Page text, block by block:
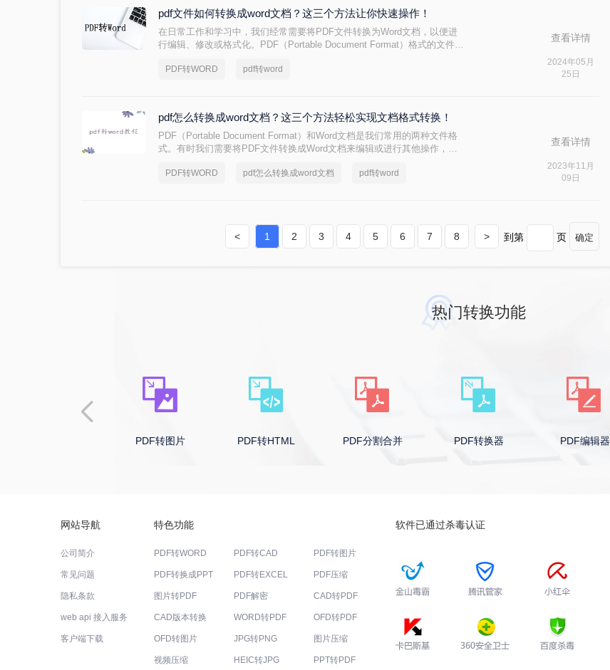
pdf文件如何转换成word文档？这三个方法让你快速操作！
在日常工作和学习中，我们经常需要将PDF文件转换为Word文档，以便进
行编辑、修改或格式化。PDF（Portable Document Format）格式的文件虽
文件如何转换成word文档呢？本文将介绍几种将PDF文件转换为Word文档
PDF转WORD pdf转word
查看详情
2024年05月
25日
pdf怎么转换成word文档？这三个方法轻松实现文档格式转换！
PDF（Portable Document Format）和Word文档是我们常用的两种文件格
式。有时我们需要将PDF文件转换成Word文档来编辑或进行其他操作，但
word文档方法，帮助您轻松将PDF文件转换成可编辑的Word文档。
PDF转WORD pdf怎么转换成word文档 pdf转word
查看详情
2023年11月
09日
< 1 2 3 4 5 6 7 8 > 到第 页 确定
热门转换功能
PDF转图片 PDF转HTML PDF分割合并 PDF转换器 PDF编辑器
网站导航
公司简介
常见问题
隐私条款
web api 接入服务
客户端下载
特色功能
PDF转WORD PDF转CAD PDF转图片
PDF转换成PPT PDF转EXCEL PDF压缩
图片转PDF PDF解密 CAD转PDF
CAD版本转换 WORD转PDF OFD转PDF
OFD转图片 JPG转PNG 图片压缩
视频压缩 HEIC转JPG PPT转PDF
软件已通过杀毒认证